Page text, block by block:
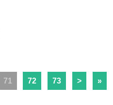
71 72 73 > »